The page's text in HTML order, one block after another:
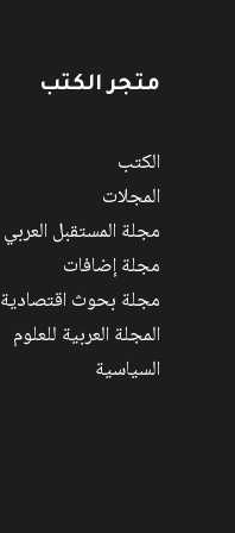
متجر الكتب
الكتب
المجلات
مجلة المستقبل العربي
مجلة إضافات
مجلة بحوث اقتصادية
المجلة العربية للعلوم
السياسية